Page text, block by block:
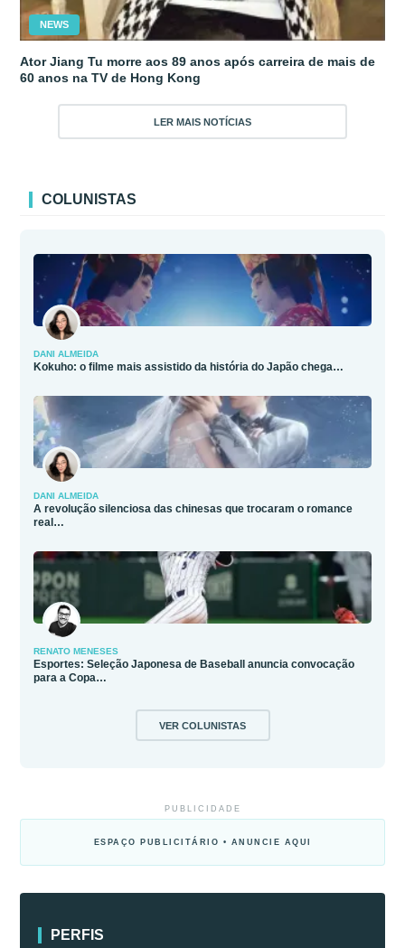
NEWS
Ator Jiang Tu morre aos 89 anos após carreira de mais de
60 anos na TV de Hong Kong
LER MAIS NOTÍCIAS
COLUNISTAS
DANI ALMEIDA
Kokuho: o filme mais assistido da história do Japão chega…
DANI ALMEIDA
A revolução silenciosa das chinesas que trocaram o romance
real…
RENATO MENESES
Esportes: Seleção Japonesa de Baseball anuncia convocação
para a Copa…
VER COLUNISTAS
PUBLICIDADE
ESPAÇO PUBLICITÁRIO • ANUNCIE AQUI
PERFIS